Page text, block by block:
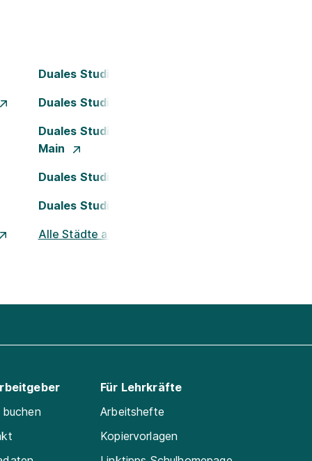
Duales Studium Bochum
Duales Studium Dortmund
Duales Studium Frankfurt am
Main
Duales Studium Köln
Duales Studium Nürnberg
Alle Städte ansehen
Für Lehrkräfte
Arbeitshefte
Kopiervorlagen